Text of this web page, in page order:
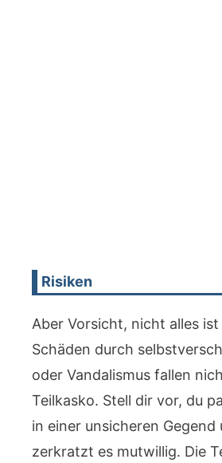
Risiken
Aber Vorsicht, nicht alles
Schäden durch
oder Vandalismus fallen
Teilkasko. Stell dir vor, du
in einer unsicheren Gegend
zerkratzt es mutwillig. Die